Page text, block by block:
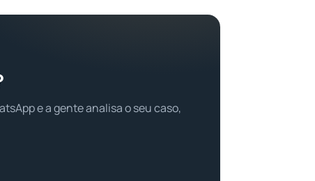
e a gente analisa o seu caso,